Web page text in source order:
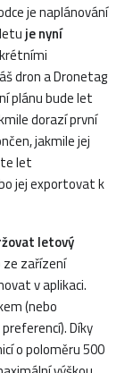
je naplánování
je nyní
dron a Dronetag
plánu bude let
dorazí první
jakmile jej
let
jej exportovat k
letový
zařízení
v aplikaci.
(nebo
Díky
o poloměru 500